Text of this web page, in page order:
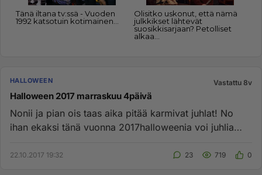
HALLOWEEN Vastattu 8v
Halloween 2017 marraskuu 4päivä
Nonii ja pian ois taas aika pitää karmivat juhlat! No
ihan ekaksi tänä vuonna 2017halloweenia voi juhlia
22.10.2017 19:32 23 719 0